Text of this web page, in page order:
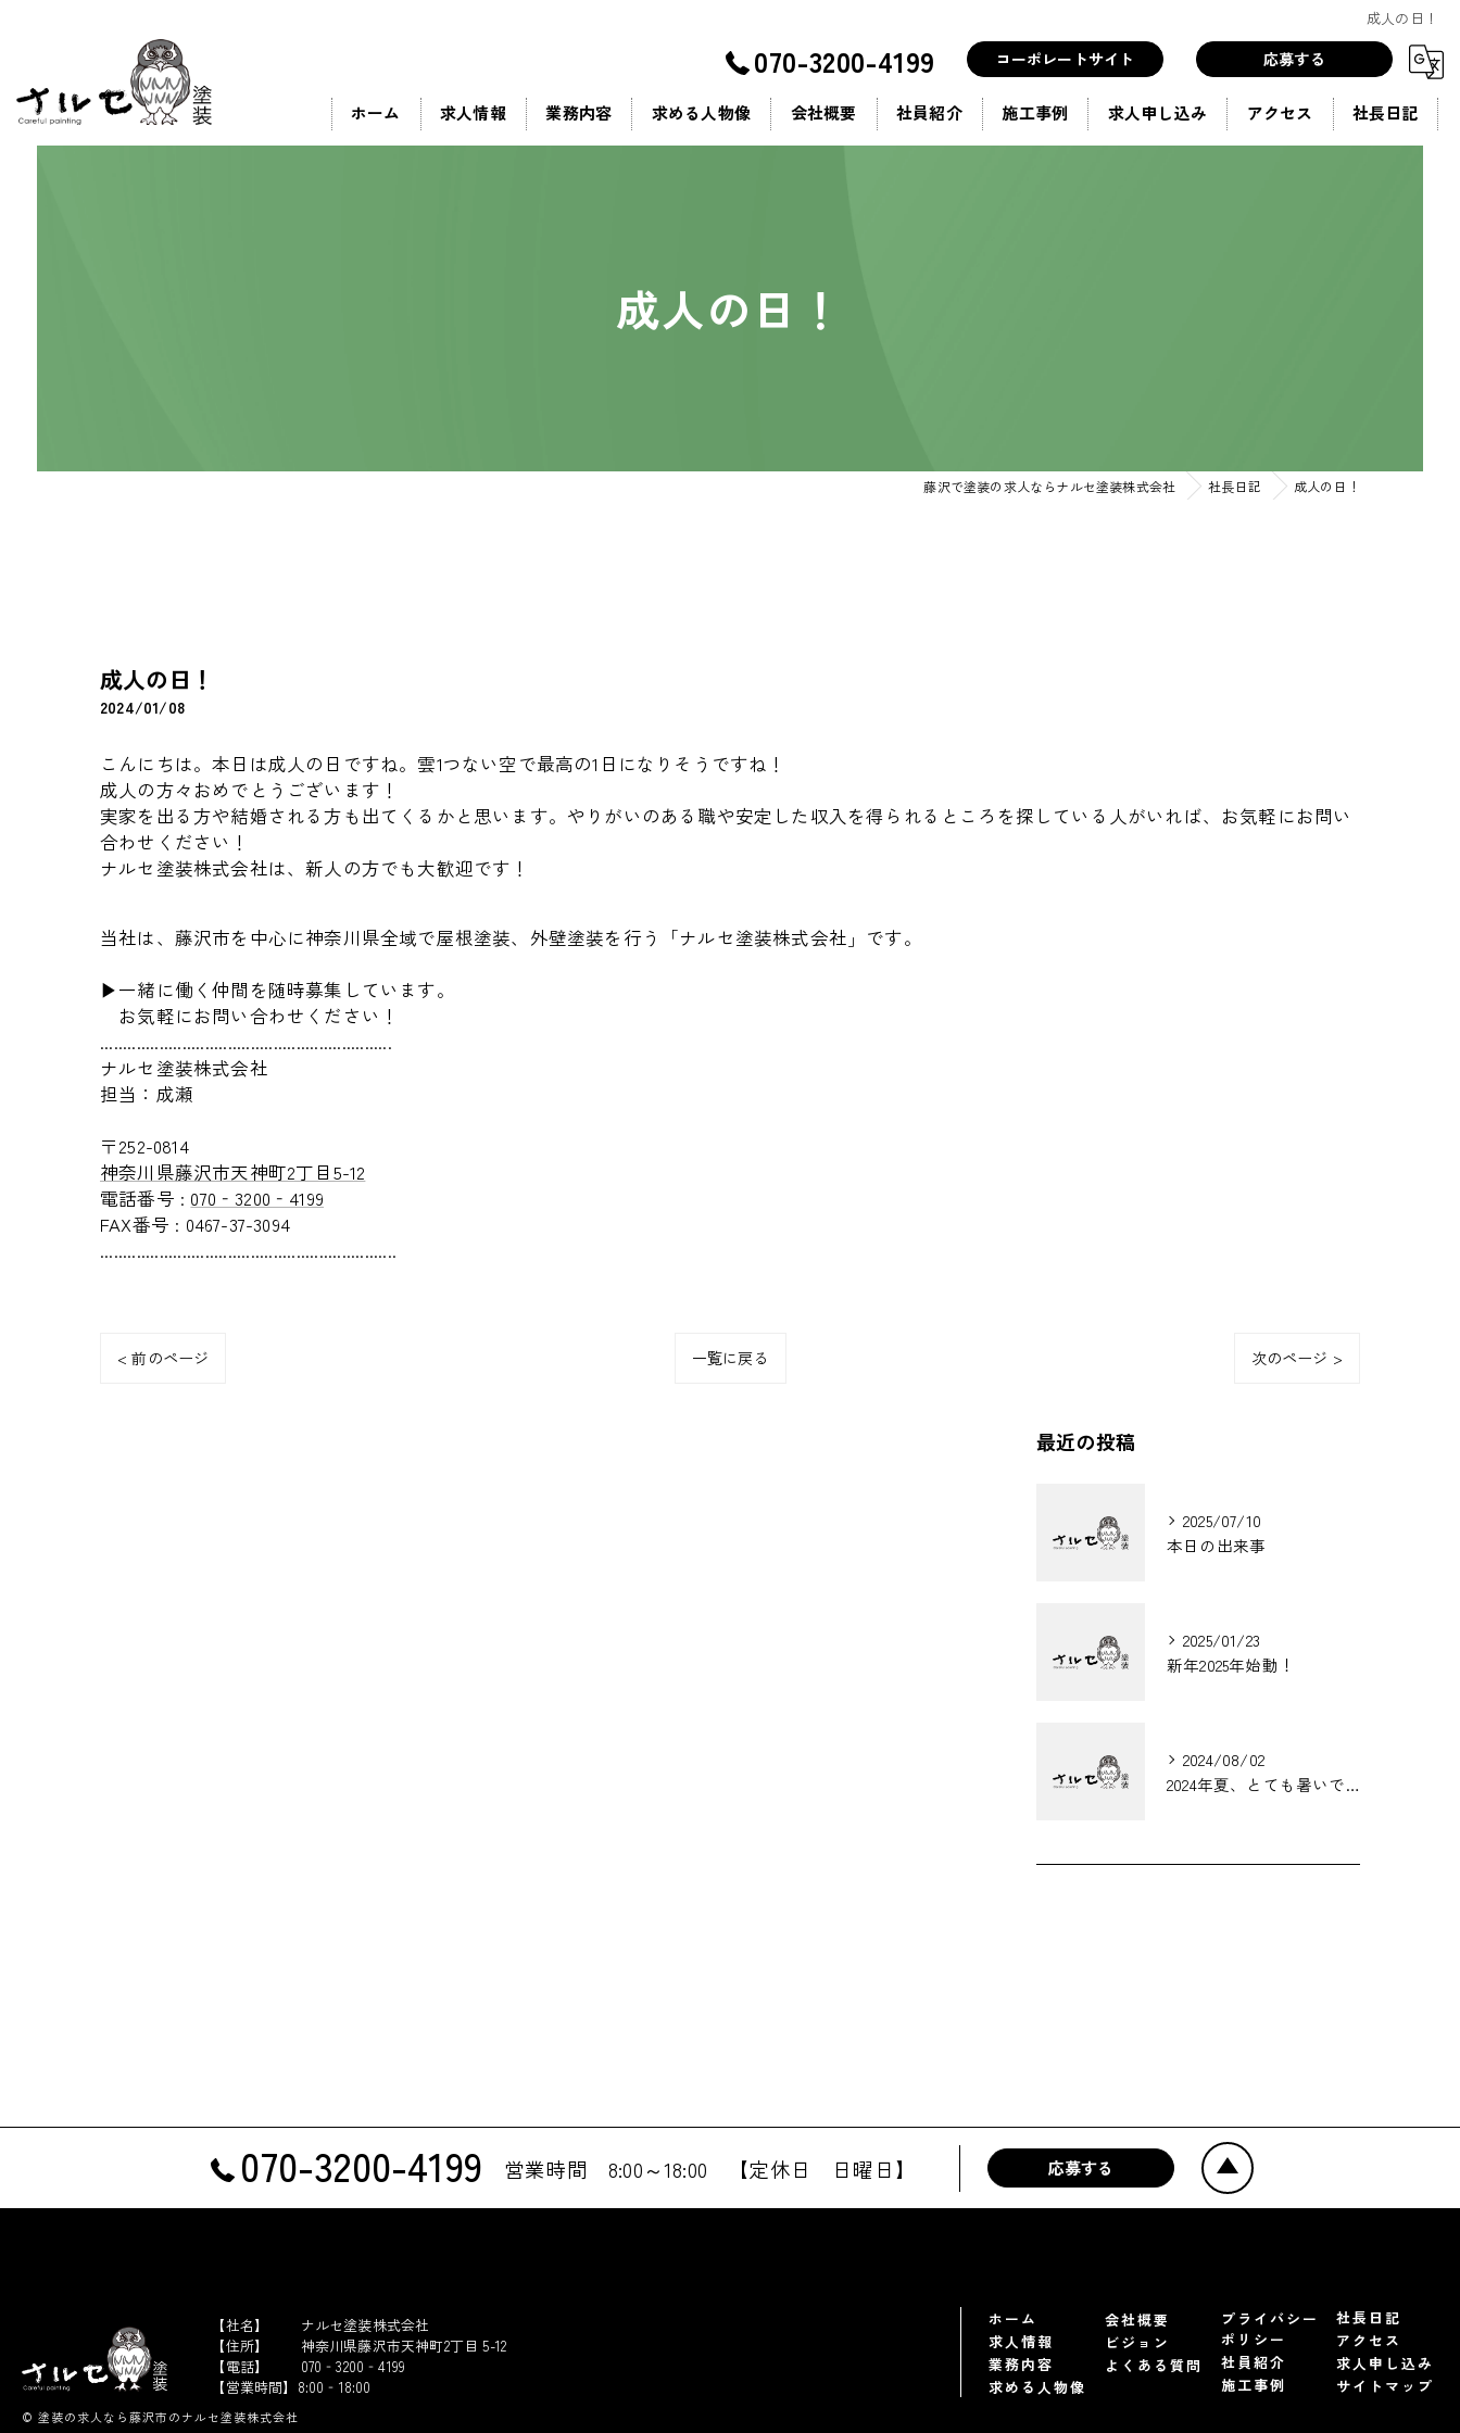
成人の日！
070-3200-4199 コーポレートサイト 応募する
ホーム 求人情報 業務内容 求める人物像 会社概要
プライバシーポリシー
社員紹介 施工事例 求人申し込み アクセス 社長日記
成人の日！
藤沢で塗装の求人ならナルセ塗装株式会社 社長日記 成人の日！
成人の日！
2024/01/08
こんにちは。本日は成人の日ですね。雲1つない空で最高の1日になりそうですね！
成人の方々おめでとうございます！
実家を出る方や結婚される方も出てくるかと思います。やりがいのある職や安定した収入を得られるところを探している人がいれば、お気軽にお問い
合わせください！
ナルセ塗装株式会社は、新人の方でも大歓迎です！
当社は、藤沢市を中心に神奈川県全域で屋根塗装、外壁塗装を行う「ナルセ塗装株式会社」です。
▶︎一緒に働く仲間を随時募集しています。
お気軽にお問い合わせください！
................................................................
ナルセ塗装株式会社
担当：成瀬
〒252-0814
神奈川県藤沢市天神町2丁目5-12
電話番号 : 070‐3200‐4199
FAX番号 : 0467-37-3094
.................................................................
< 前のページ 一覧に戻る 次のページ >
最近の投稿
2025/07/10
本日の出来事
2025/01/23
新年2025年始動！
2024/08/02
2024年夏、とても暑いです！
070-3200-4199 営業時間 8:00～18:00 【定休日 日曜日】 応募する
ホーム
求人情報
業務内容
求める人物像
会社概要
ビジョン
よくある質問
プライバシー
ポリシー
社員紹介
施工事例
社長日記
アクセス
求人申し込み
サイトマップ
© 塗装の求人なら藤沢市のナルセ塗装株式会社